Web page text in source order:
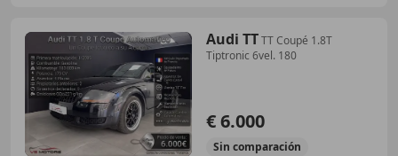
Audi TTTT Coupé 1.8T
Tiptronic 6vel. 180
€ 6.000
Sin comparación